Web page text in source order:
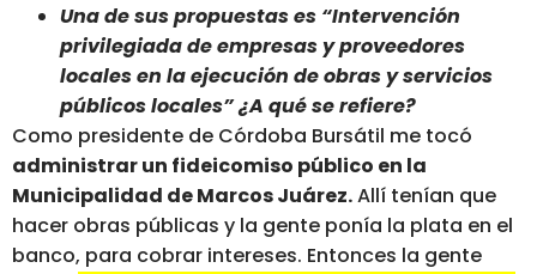
Una de sus propuestas es “Intervención
privilegiada de empresas y proveedores
locales en la ejecución de obras y servicios
públicos locales” ¿A qué se refiere?
Como presidente de Córdoba Bursátil me tocó
administrar un fideicomiso público en la
Municipalidad de Marcos Juárez.Allí tenían que
hacer obras públicas y la gente ponía la plata en el
banco, para cobrar intereses. Entonces la gente